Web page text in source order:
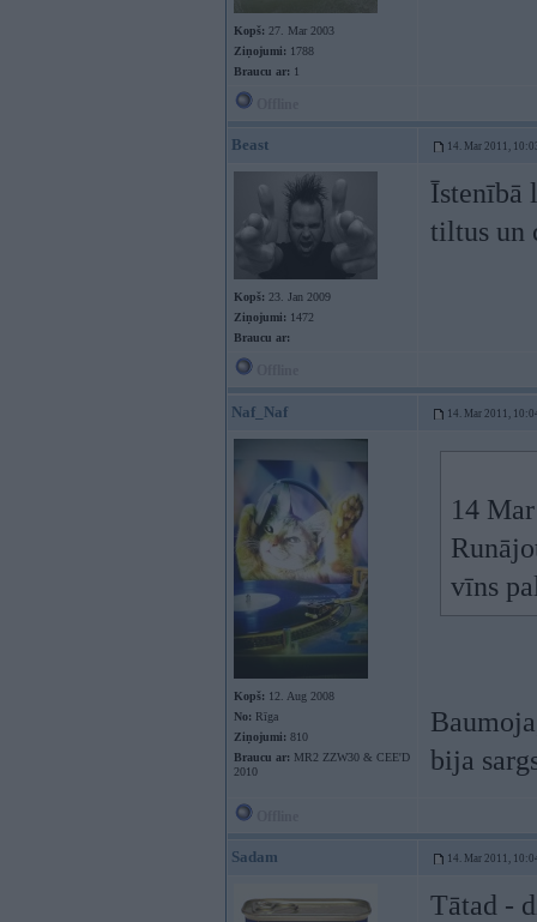
Kopš: 27. Mar 2003
Ziņojumi: 1788
Braucu ar: 1
Beast 14. Mar 2011,
Kopš: 23. Jan 2009
Ziņojumi: 1472
Braucu ar:
Īstenībā
tiltus un
Naf_Naf 14. Mar 2011,
Kopš: 12. Aug 2008
No: Rīga
Ziņojumi: 810
Braucu ar: MR2 ZZW30 & CEE'D
2010
14
vīns
bija
Sadam 14. Mar 2011,
Tātad -